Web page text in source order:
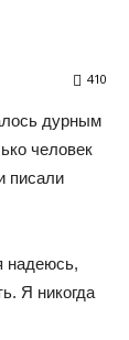
410
дурным
человек
писали
надеюсь,
Я никогда